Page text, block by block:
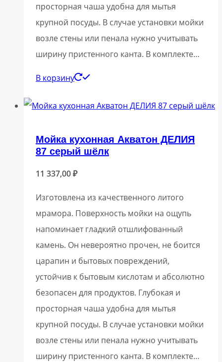
просторная чаша удобна для мытья
крупной посуды. В случае установки мойки
возле стены или пенала нужно учитывать
ширину пристенного канта. В комплекте…
В корзину
Мойка кухонная Акватон ДЕЛИЯ
87 серый шёлк
11 337,00₽
Изготовлена из качественного литого
мрамора. Поверхность мойки на ощупь
напоминает гладкий отшлифованный
камень. Он невероятно прочен, не боится
царапин и бытовых повреждений,
устойчив к бытовым кислотам и абсолютно
безопасен для продуктов. Глубокая и
просторная чаша удобна для мытья
крупной посуды. В случае установки мойки
возле стены или пенала нужно учитывать
ширину пристенного канта. В комплекте…